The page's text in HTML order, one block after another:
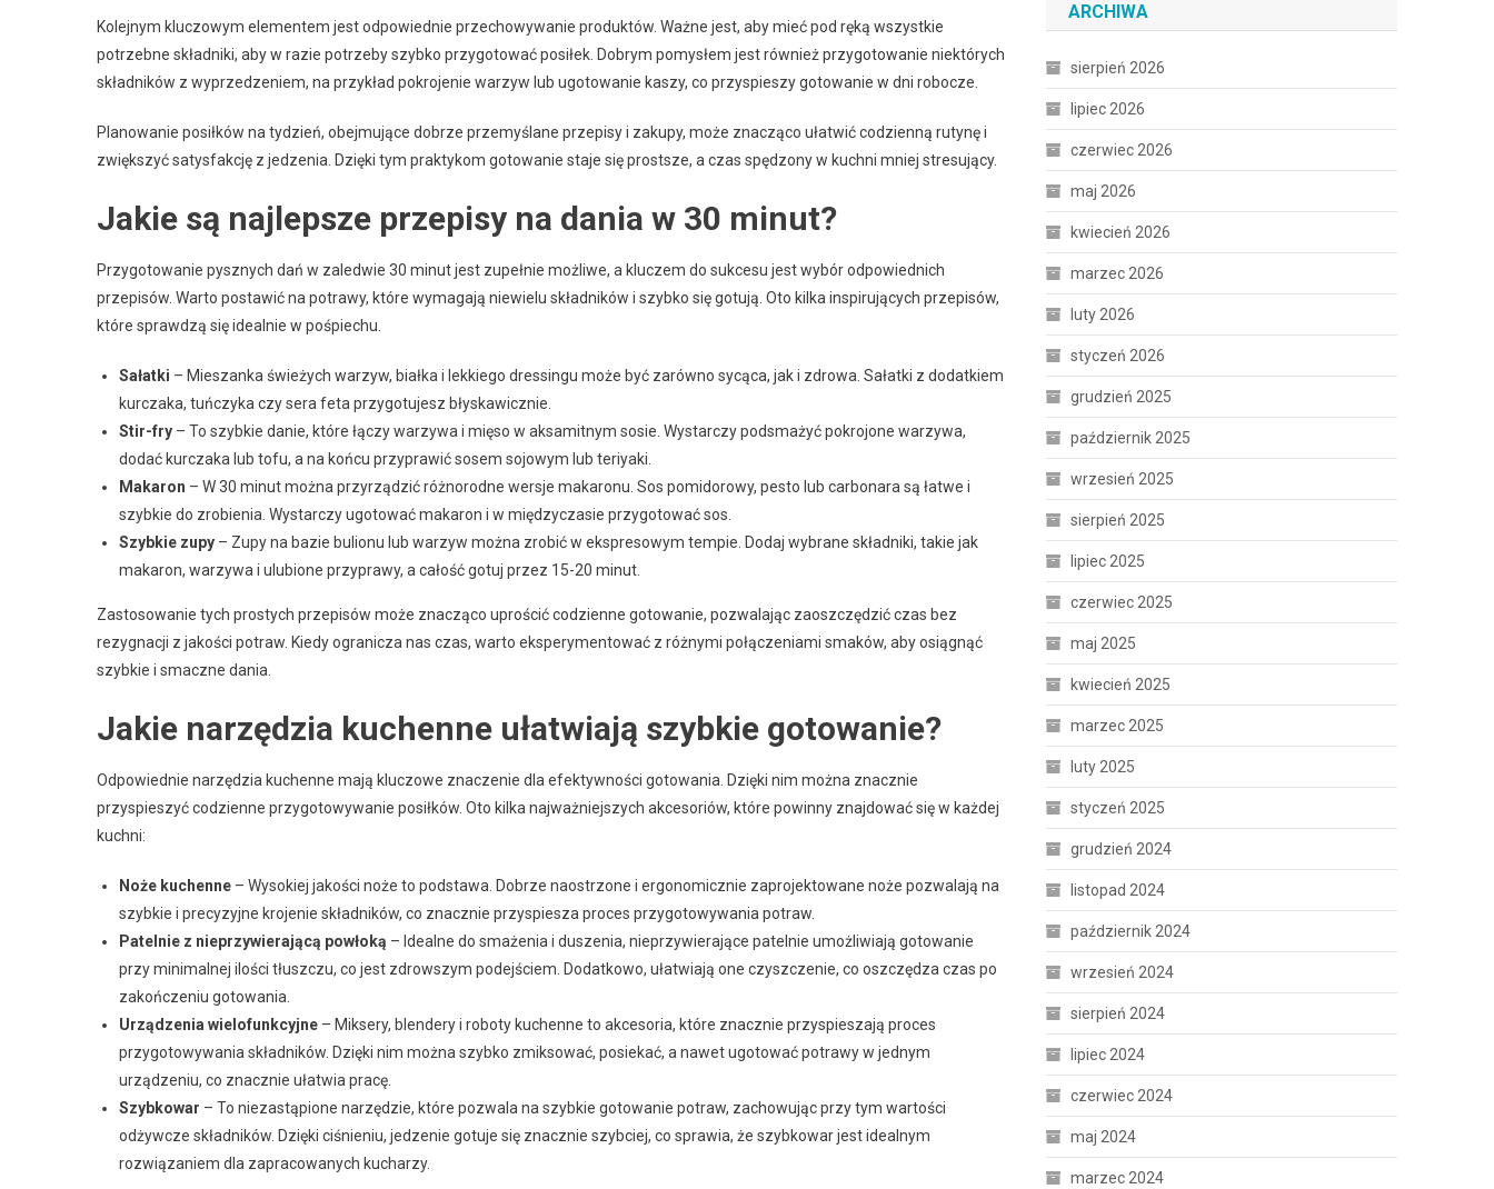
Kolejnym kluczowym elementem jest odpowiednie przechowywanie produktów. Ważne jest, aby mieć pod ręką wszystkie
potrzebne składniki, aby w razie potrzeby szybko przygotować posiłek. Dobrym pomysłem jest również przygotowanie niektórych
składników z wyprzedzeniem, na przykład pokrojenie warzyw lub ugotowanie kaszy, co przyspieszy gotowanie w dni robocze.
Planowanie posiłków na tydzień, obejmujące dobrze przemyślane przepisy i zakupy, może znacząco ułatwić codzienną rutynę i
zwiększyć satysfakcję z jedzenia. Dzięki tym praktykom gotowanie staje się prostsze, a czas spędzony w kuchni mniej stresujący.
Jakie są najlepsze przepisy na dania w 30 minut?
Przygotowanie pysznych dań w zaledwie 30 minut jest zupełnie możliwe, a kluczem do sukcesu jest wybór odpowiednich
przepisów. Warto postawić na potrawy, które wymagają niewielu składników i szybko się gotują. Oto kilka inspirujących przepisów,
które sprawdzą się idealnie w pośpiechu.
Sałatki – Mieszanka świeżych warzyw, białka i lekkiego dressingu może być zarówno sycąca, jak i zdrowa. Sałatki z dodatkiem
kurczaka, tuńczyka czy sera feta przygotujesz błyskawicznie.
Stir-fry – To szybkie danie, które łączy warzywa i mięso w aksamitnym sosie. Wystarczy podsmażyć pokrojone warzywa,
dodać kurczaka lub tofu, a na końcu przyprawić sosem sojowym lub teriyaki.
Makaron – W 30 minut można przyrządzić różnorodne wersje makaronu. Sos pomidorowy, pesto lub carbonara są łatwe i
szybkie do zrobienia. Wystarczy ugotować makaron i w międzyczasie przygotować sos.
Szybkie zupy – Zupy na bazie bulionu lub warzyw można zrobić w ekspresowym tempie. Dodaj wybrane składniki, takie jak
makaron, warzywa i ulubione przyprawy, a całość gotuj przez 15-20 minut.
Zastosowanie tych prostych przepisów może znacząco uprościć codzienne gotowanie, pozwalając zaoszczędzić czas bez
rezygnacji z jakości potraw. Kiedy ogranicza nas czas, warto eksperymentować z różnymi połączeniami smaków, aby osiągnąć
szybkie i smaczne dania.
Jakie narzędzia kuchenne ułatwiają szybkie gotowanie?
Odpowiednie narzędzia kuchenne mają kluczowe znaczenie dla efektywności gotowania. Dzięki nim można znacznie
przyspieszyć codzienne przygotowywanie posiłków. Oto kilka najważniejszych akcesoriów, które powinny znajdować się w każdej
kuchni:
Noże kuchenne – Wysokiej jakości noże to podstawa. Dobrze naostrzone i ergonomicznie zaprojektowane noże pozwalają na
szybkie i precyzyjne krojenie składników, co znacznie przyspiesza proces przygotowywania potraw.
Patelnie z nieprzywierającą powłoką – Idealne do smażenia i duszenia, nieprzywierające patelnie umożliwiają gotowanie
przy minimalnej ilości tłuszczu, co jest zdrowszym podejściem. Dodatkowo, ułatwiają one czyszczenie, co oszczędza czas po
zakończeniu gotowania.
Urządzenia wielofunkcyjne – Miksery, blendery i roboty kuchenne to akcesoria, które znacznie przyspieszają proces
przygotowywania składników. Dzięki nim można szybko zmiksować, posiekać, a nawet ugotować potrawy w jednym
urządzeniu, co znacznie ułatwia pracę.
Szybkowar – To niezastąpione narzędzie, które pozwala na szybkie gotowanie potraw, zachowując przy tym wartości
odżywcze składników. Dzięki ciśnieniu, jedzenie gotuje się znacznie szybciej, co sprawia, że szybkowar jest idealnym
rozwiązaniem dla zapracowanych kucharzy.
ARCHIWA
sierpień 2026
lipiec 2026
czerwiec 2026
maj 2026
kwiecień 2026
marzec 2026
luty 2026
styczeń 2026
grudzień 2025
październik 2025
wrzesień 2025
sierpień 2025
lipiec 2025
czerwiec 2025
maj 2025
kwiecień 2025
marzec 2025
luty 2025
styczeń 2025
grudzień 2024
listopad 2024
październik 2024
wrzesień 2024
sierpień 2024
lipiec 2024
czerwiec 2024
maj 2024
marzec 2024